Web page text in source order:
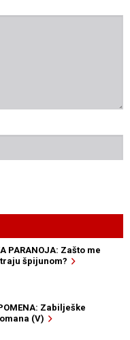
PARANOJA: Zašto me
špijunom?
Zabilješke
(V)